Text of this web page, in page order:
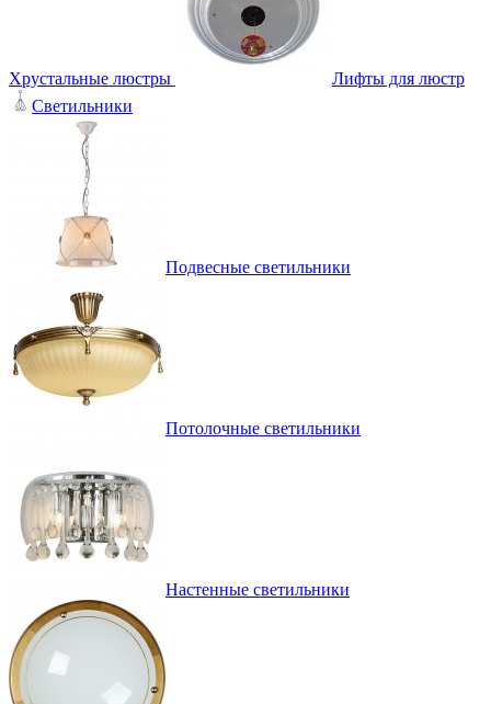
Хрустальные люстры
Лифты для люстр
Светильники
Подвесные светильники
Потолочные светильники
Настенные светильники